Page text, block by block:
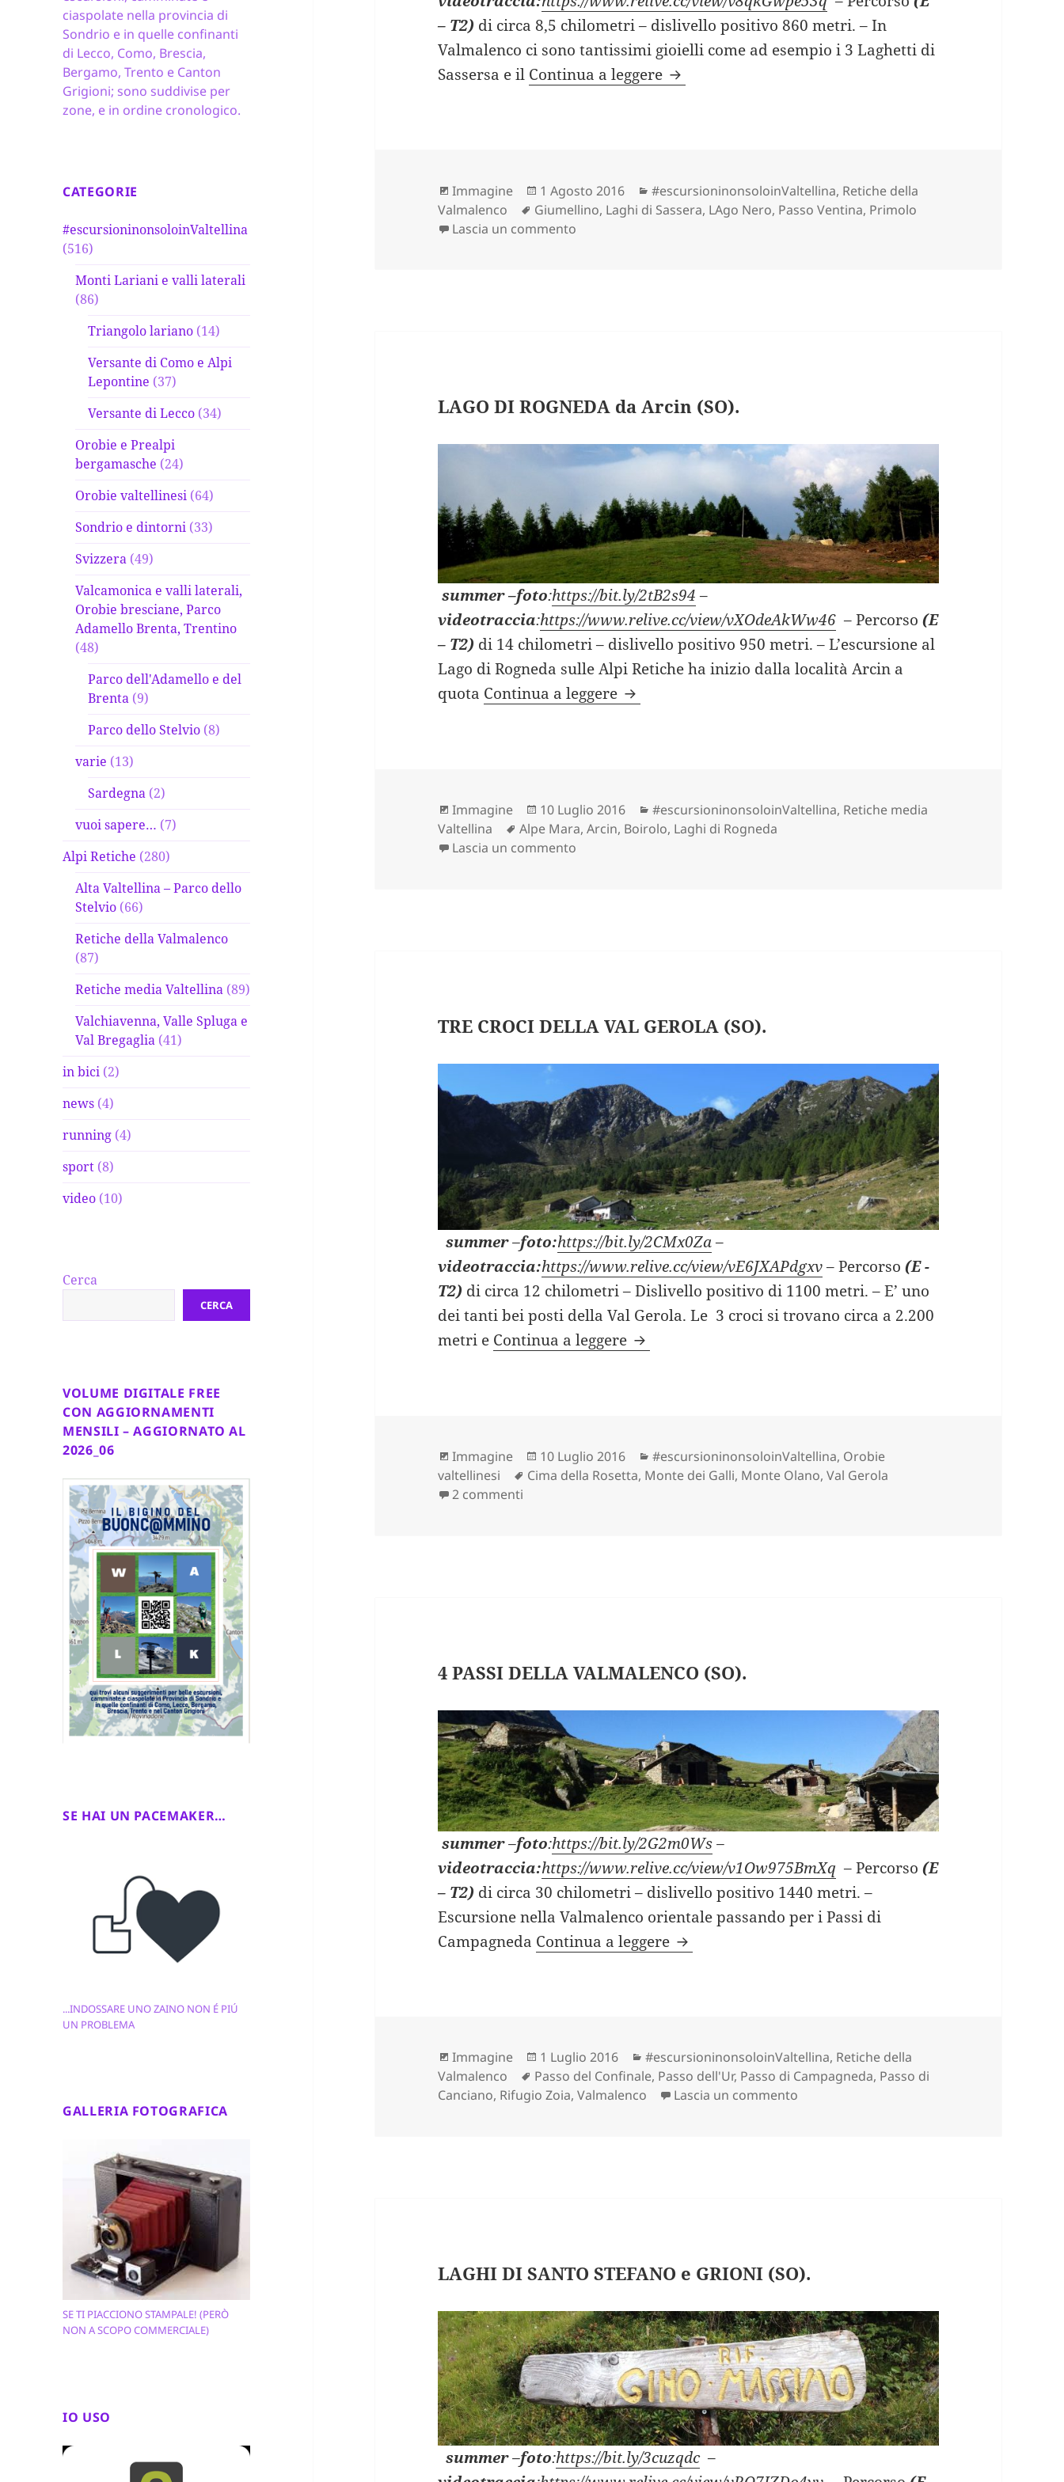
ciaspolate nella provincia di
Sondrio e in quelle confinanti
di Lecco, Como, Brescia,
Bergamo, Trento e Canton
Grigioni; sono suddivise per
zone, e in ordine cronologico.
CATEGORIE
#escursioninonsoloinValtellina
(516)
Monti Lariani e valli laterali
(86)
Triangolo lariano (14)
Versante di Como e Alpi
Lepontine (37)
Versante di Lecco (34)
Orobie e Prealpi
bergamasche (24)
Orobie valtellinesi (64)
Sondrio e dintorni (33)
Svizzera (49)
Valcamonica e valli laterali,
Orobie bresciane, Parco
Adamello Brenta, Trentino
(48)
Parco dell'Adamello e del
Brenta (9)
Parco dello Stelvio (8)
varie (13)
Sardegna (2)
vuoi sapere… (7)
Alpi Retiche (280)
Alta Valtellina – Parco dello
Stelvio (66)
Retiche della Valmalenco
(87)
Retiche media Valtellina (89)
Valchiavenna, Valle Spluga e
Val Bregaglia (41)
in bici (2)
news (4)
running (4)
sport (8)
video (10)
Cerca
CERCA
VOLUME DIGITALE FREE
CON AGGIORNAMENTI
MENSILI – AGGIORNATO AL
2026_06
SE HAI UN PACEMAKER…
...INDOSSARE UNO ZAINO NON É PIÚ
UN PROBLEMA
GALLERIA FOTOGRAFICA
SE TI PIACCIONO STAMPALE! (PERÒ
NON A SCOPO COMMERCIALE)
IO USO
– T2) di circa 8,5 chilometri – dislivello positivo 860 metri. – In
Valmalenco ci sono tantissimi gioielli come ad esempio i 3 Laghetti di
Sassersa e il Continua a leggere LAGHI DI SASSERSA (SO).
Formato
Immagine
Scritto
il
1 Agosto 2016 Categorie
#escursioninonsoloinValtellina, Retiche della
Valmalenco
Tag
Giumellino, Laghi di Sassera, LAgo Nero, Passo Ventina, Primolo
Lascia un commento
LAGO DI ROGNEDA da Arcin (SO).
summer–foto:https://bit.ly/2tB2s94 –
videotraccia:https://www.relive.cc/view/vXOdeAkWw46 – Percorso(E
– T2) di 14 chilometri – dislivello positivo 950 metri. – L’escursione al
Lago di Rogneda sulle Alpi Retiche ha inizio dalla località Arcin a
quota Continua a leggere LAGO DI ROGNEDA da Arcin (SO).
Formato
Immagine
Scritto
il
10 Luglio 2016 Categorie
#escursioninonsoloinValtellina, Retiche media
Valtellina
Tag
Alpe Mara,Arcin, Boirolo, Laghi di Rogneda
Lascia un commento
TRE CROCI DELLA VAL GEROLA (SO).
summer–foto:https://bit.ly/2CMx0Za –
videotraccia:https://www.relive.cc/view/vE6JXAPdgxv– Percorso(E -
T2) di circa 12 chilometri – Dislivello positivo di 1100 metri. – E’ uno
dei tanti bei posti della Val Gerola. Le 3 croci si trovano circa a 2.200
metri e Continua a leggere TRE CROCI DELLA VAL GEROLA (SO).
Formato
Immagine
Scritto
il
10 Luglio 2016 Categorie
#escursioninonsoloinValtellina, Orobie
valtellinesi
Tag
Cima della Rosetta, Monte dei Galli, Monte Olano,Val Gerola
2 commenti
4 PASSI DELLA VALMALENCO (SO).
summer–foto:https://bit.ly/2G2m0Ws–
videotraccia:https://www.relive.cc/view/v1Ow975BmXq – Percorso(E
– T2) di circa 30 chilometri – dislivello positivo 1440 metri. –
Escursione nella Valmalenco orientale passando per i Passi di
Campagneda Continua a leggere 4 PASSI DELLA VALMALENCO (SO).
Formato
Immagine
Scritto
il
1 Luglio 2016 Categorie
#escursioninonsoloinValtellina, Retiche della
Valmalenco
Tag
Passo del Confinale, Passo dell'Ur, Passo di Campagneda, Passo di
Canciano, Rifugio Zoia,Valmalenco Lascia un commento
LAGHI DI SANTO STEFANO e GRIONI (SO).
summer–foto:https://bit.ly/3cuzqdc–